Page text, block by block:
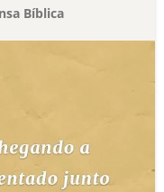
Bíblica